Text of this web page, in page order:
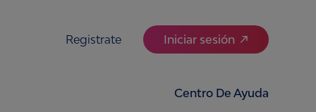
Registrate Iniciar sesión
Centro De Ayuda